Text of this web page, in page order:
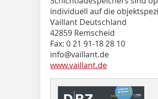
individuell auf die
Vaillant Deutschland
42859 Remscheid
Fax: 0 21 91-18 28 10
info@vaillant.de
www.vaillant.de